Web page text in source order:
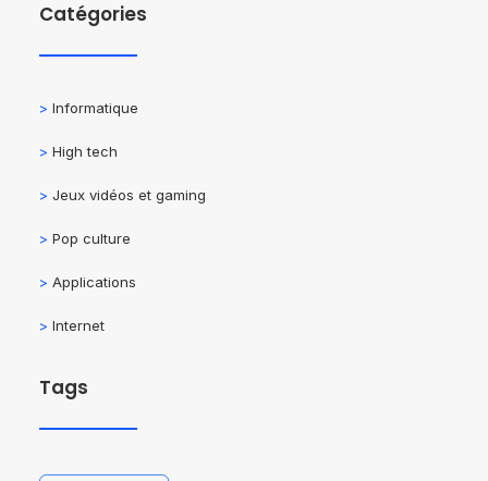
Catégories
> Informatique
> High tech
> Jeux vidéos et gaming
> Pop culture
> Applications
> Internet
Tags